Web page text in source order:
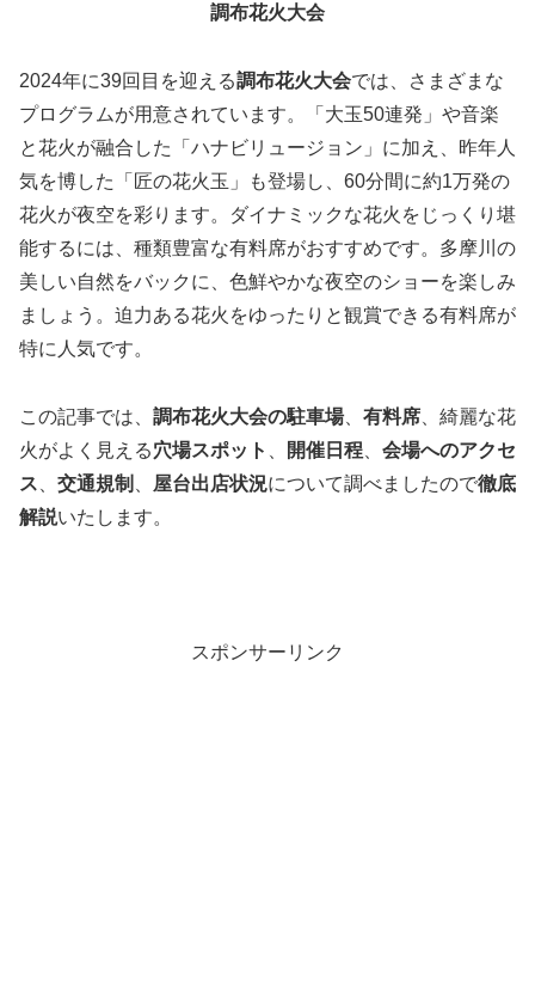
調布花火大会
2024年に39回目を迎える調布花火大会では、さまざまな
プログラムが用意されています。「大玉50連発」や音楽
と花火が融合した「ハナビリュージョン」に加え、昨年人
気を博した「匠の花火玉」も登場し、60分間に約1万発の
花火が夜空を彩ります。ダイナミックな花火をじっくり堪
能するには、種類豊富な有料席がおすすめです。多摩川の
美しい自然をバックに、色鮮やかな夜空のショーを楽しみ
ましょう。迫力ある花火をゆったりと観賞できる有料席が
特に人気です。
この記事では、 調布花火大会の駐車場、 有料席 、綺麗な花
火がよく見える穴場スポット 開催日程
会場へのアクセ
ス
交通規制 屋台出店状況について調べましたので徹底
解説いたします。
スポンサーリンク